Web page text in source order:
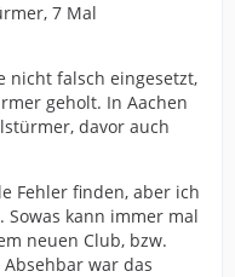
7 Mal
nicht falsch eingesetzt,
geholt. In Aachen
davor auch
Fehler finden, aber ich
kann immer mal
neuen Club, bzw.
war das